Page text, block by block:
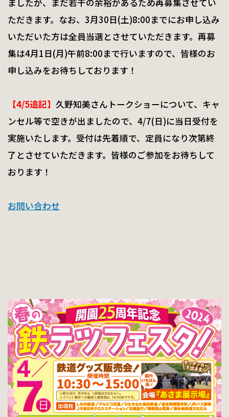
ましたが、まだ若干の余裕があるため再募集させてい
ただきます。なお、3月30日(土)8:00までにお申し込み
いただいた方は全員当選とさせていただきます。再募
集は4月1日(月)午前8:00まで行いますので、皆様のお
申し込みをお待ちしております！
【4/5追記】 久野知美さんトークショーについて、キャ
ンセル等で空きが出ましたので、4/7(日)に当日受付を
実施いたします。受付は先着順で、定員になり次第終
了とさせていただきます。皆様のご参加をお待ちして
おります！
お問い合わせ